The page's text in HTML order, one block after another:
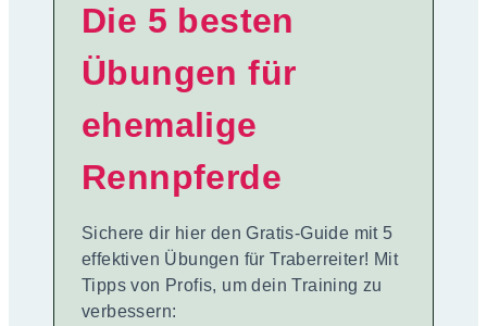
Die 5 besten
Übungen für
ehemalige
Rennpferde
Sichere dir hier den Gratis-Guide mit 5
effektiven Übungen für Traberreiter! Mit
Tipps von Profis, um dein Training zu
verbessern: